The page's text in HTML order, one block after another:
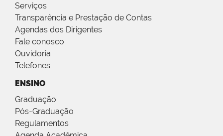
Serviços
Transparência e Prestação de Contas
Agendas dos Dirigentes
Fale conosco
Ouvidoria
Telefones
ENSINO
Graduação
Pós-Graduação
Regulamentos